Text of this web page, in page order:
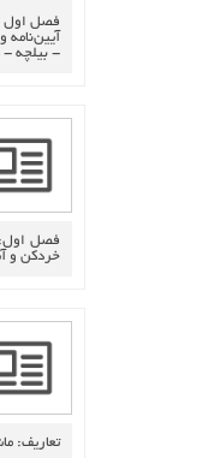
- بيلچه‌ -
خردكن و
تعاريف‌: